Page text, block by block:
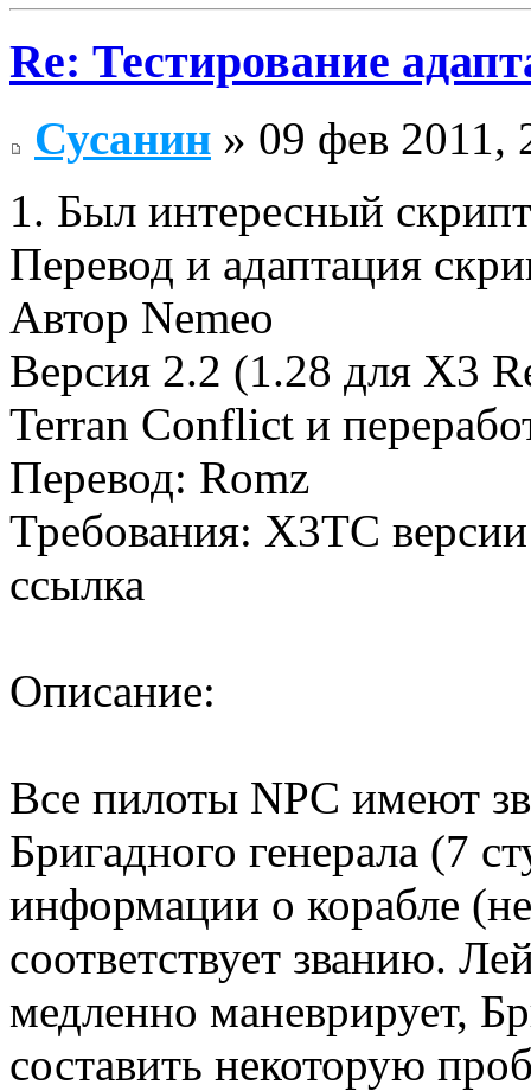
Re: Тестирование
Сусанин » 09 фев 2011,
1. Был интересный скрипт
Перевод и адаптация
Автор Nemeo
Версия 2.2 (1.28 для X3
Terran Conflict и
Перевод: Romz
Требования: Х3ТС
ссылка
Описание:
Все пилоты NPC имеют
Бригадного генерала (7
информации о корабле
соответствует званию.
медленно маневрирует,
составить некоторую